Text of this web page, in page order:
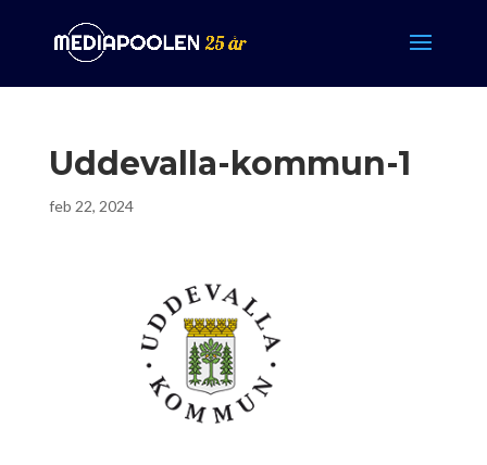
Uddevalla-kommun-1
feb 22, 2024